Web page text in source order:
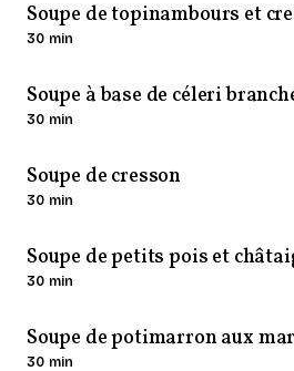
Soupe de topinambours et
30 min
Soupe à base de céleri
30 min
Soupe de cresson
30 min
Soupe de petits pois et
30 min
Soupe de potimarron aux
30 min